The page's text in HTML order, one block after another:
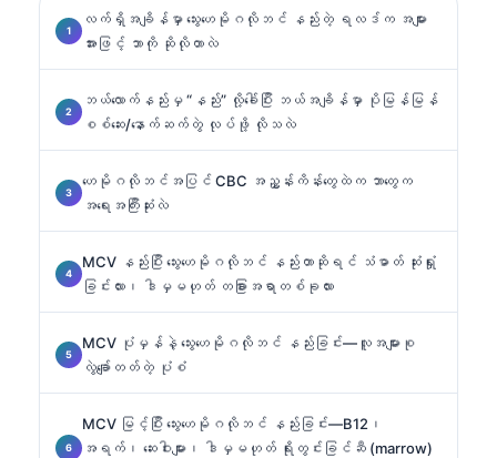
လက်ရှိအချိန်မှာ သွေးဟေမိုဂလိုဘင် နည်းတဲ့ ရလဒ်က အများ
အားဖြင့် ဘာကို ဆိုလိုတာလဲ
ဘယ်လောက်နည်းမှ “နည်း” လို့ခေါ်ပြီး ဘယ်အချိန်မှာ ပိုမြန်မြန်
စစ်ဆေး/နောက်ဆက်တွဲ လုပ်ဖို့ လိုသလဲ
ဟေမိုဂလိုဘင်အပြင် CBC အညွှန်းကိန်းတွေထဲက ဘာတွေက
အရေးအကြီးဆုံးလဲ
MCV နည်းပြီး သွေးဟေမိုဂလိုဘင် နည်းတာဆိုရင် သံဓာတ် ဆုံးရှုံး
ခြင်းလား၊ ဒါမှမဟုတ် တခြားအရာတစ်ခုလား
MCV ပုံမှန်နဲ့ သွေးဟေမိုဂလိုဘင် နည်းခြင်း—လူအများစု
လွဲချော်တတ်တဲ့ ပုံစံ
MCV မြင့်ပြီး သွေးဟေမိုဂလိုဘင် နည်းခြင်း—B12၊
အရက်၊ ဆေးဝါးများ၊ ဒါမှမဟုတ် ရိုးတွင်းခြင်ဆီ (marrow)